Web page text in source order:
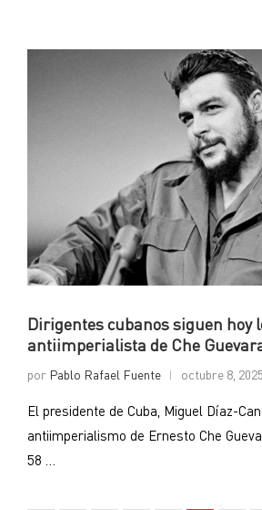
Dirigentes cubanos siguen hoy
antiimperialista de Che
por Pablo Rafael Fuente octubre 8, 2025
El presidente de Cuba, Miguel Díaz-
antiimperialismo de Ernesto Che
58 …